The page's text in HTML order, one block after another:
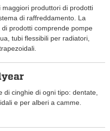
maggiori produttori di prodotti
di raffreddamento. La
di prodotti comprende pompe
tubi flessibili per radiatori,
di cinghie di ogni tipo: dentate,
e per alberi a camme.